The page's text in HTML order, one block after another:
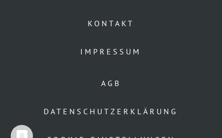
KONTAKT
IMPRESSUM
AGB
DATENSCHUTZERKLÄRUNG